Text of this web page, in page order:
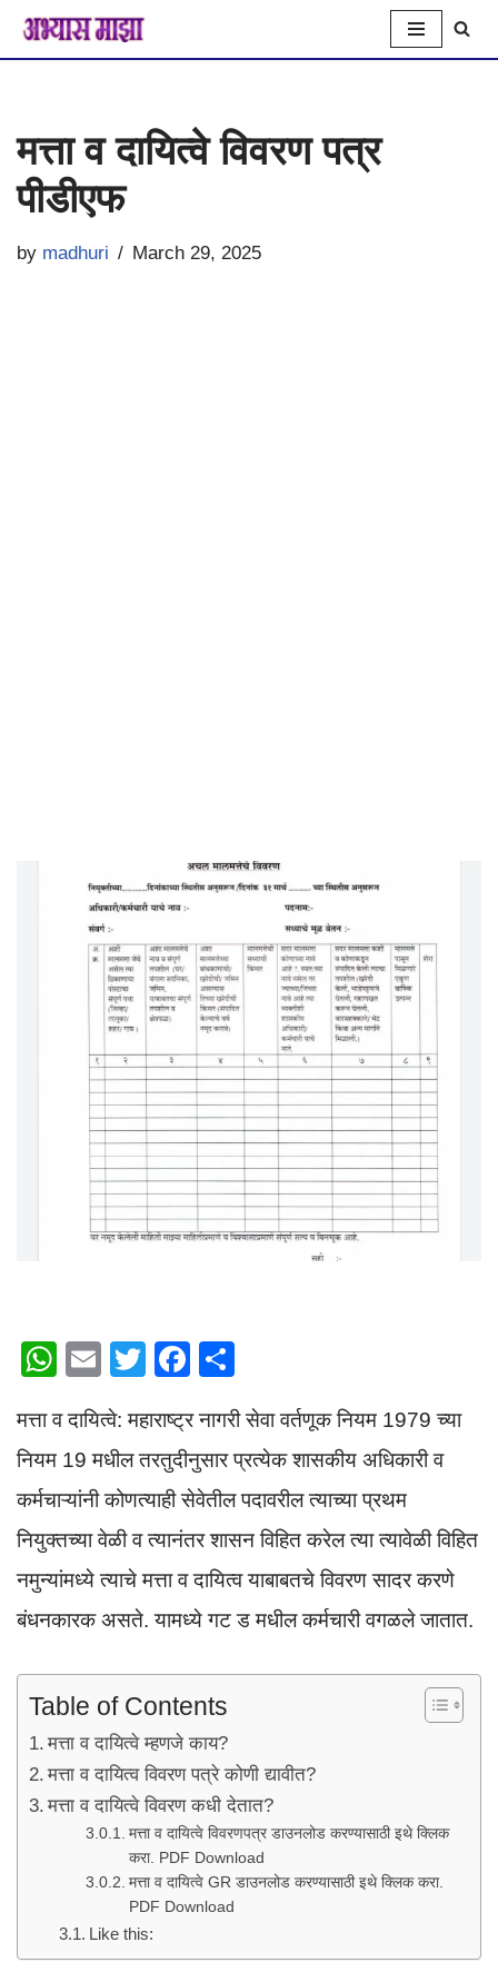
Skip
content
मत्ता व दायित्वे विवरण पत्र
पीडीएफ
by madhuri March 29, 2025
W
at
s
A
p
p
E
ail
T
tt
er
F
c
e
b
o
o
k
ar
e
मत्ता व दायित्वे: महाराष्ट्र नागरी सेवा वर्तणूक नियम 1979 च्या
नियम 19 मधील तरतुदीनुसार प्रत्येक शासकीय अधिकारी व
कर्मचाऱ्यांनी कोणत्याही सेवेतील पदावरील त्याच्या प्रथम
नियुक्तच्या वेळी व त्यानंतर शासन विहित करेल त्या त्यावेळी विहित
नमुन्यांमध्ये त्याचे मत्ता व दायित्व याबाबतचे विवरण सादर करणे
बंधनकारक असते. यामध्ये गट ड मधील कर्मचारी वगळले जातात.
Table of Contents
मत्ता व दायित्वे म्हणजे काय?
मत्ता व दायित्व विवरण पत्रे कोणी द्यावीत?
मत्ता व दायित्वे विवरण कधी देतात?
मत्ता व दायित्वे विवरणपत्र डाउनलोड करण्यासाठी इथे क्लिक
करा. PDF Download
मत्ता व दायित्वे GR डाउनलोड करण्यासाठी इथे क्लिक करा.
PDF Download
Like this: